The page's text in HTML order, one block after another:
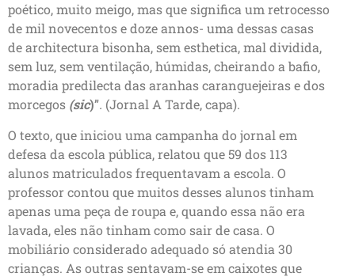
poético, muito meigo, mas que significa um retrocesso
de mil novecentos e doze annos- uma dessas casas
de architectura bisonha, sem esthetica, mal dividida,
sem luz, sem ventilação, húmidas, cheirando a bafio,
moradia predilecta das aranhas caranguejeiras e dos
morcegos (sic)”. (Jornal A Tarde, capa).
O texto, que iniciou uma campanha do jornal em
defesa da escola pública, relatou que 59 dos 113
alunos matriculados frequentavam a escola. O
professor contou que muitos desses alunos tinham
apenas uma peça de roupa e, quando essa não era
lavada, eles não tinham como sair de casa. O
mobiliário considerado adequado só atendia 30
crianças. As outras sentavam-se em caixotes que